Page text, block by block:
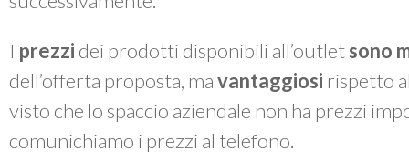
I prezzi dei prodotti disponibili all’outletsono
dell’offerta proposta, mavantaggiosi rispetto
visto che lo spaccio aziendale non ha prezzi
comunichiamo i prezzi al telefono.